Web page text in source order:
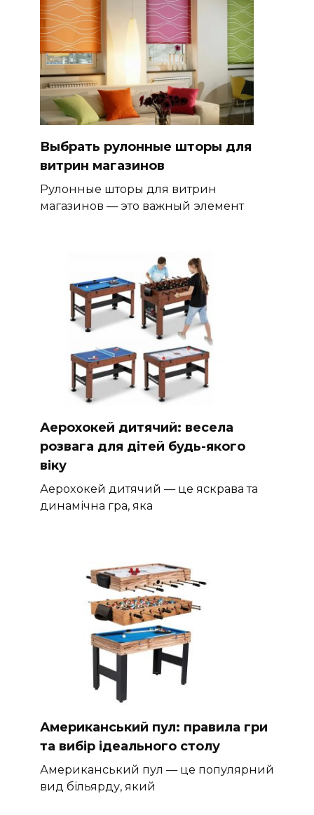
Выбрать рулонные шторы для
витрин магазинов
Рулонные шторы для витрин
магазинов — это важный элемент
Аерохокей дитячий: весела
розвага для дітей будь-якого
віку
Аерохокей дитячий — це яскрава та
динамічна гра, яка
Американський пул: правила гри
та вибір ідеального столу
Американський пул — це популярний
вид більярду, який